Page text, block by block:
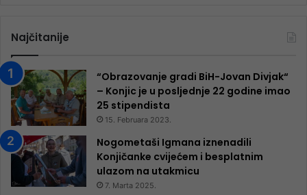
Najčitanije
“Obrazovanje gradi BiH-Jovan Divjak“
– Konjic je u posljednje 22 godine imao
25 ​​stipendista
15. Februara 2023.
Nogometaši Igmana iznenadili
Konjičanke cvijećem i besplatnim
ulazom na utakmicu
7. Marta 2025.